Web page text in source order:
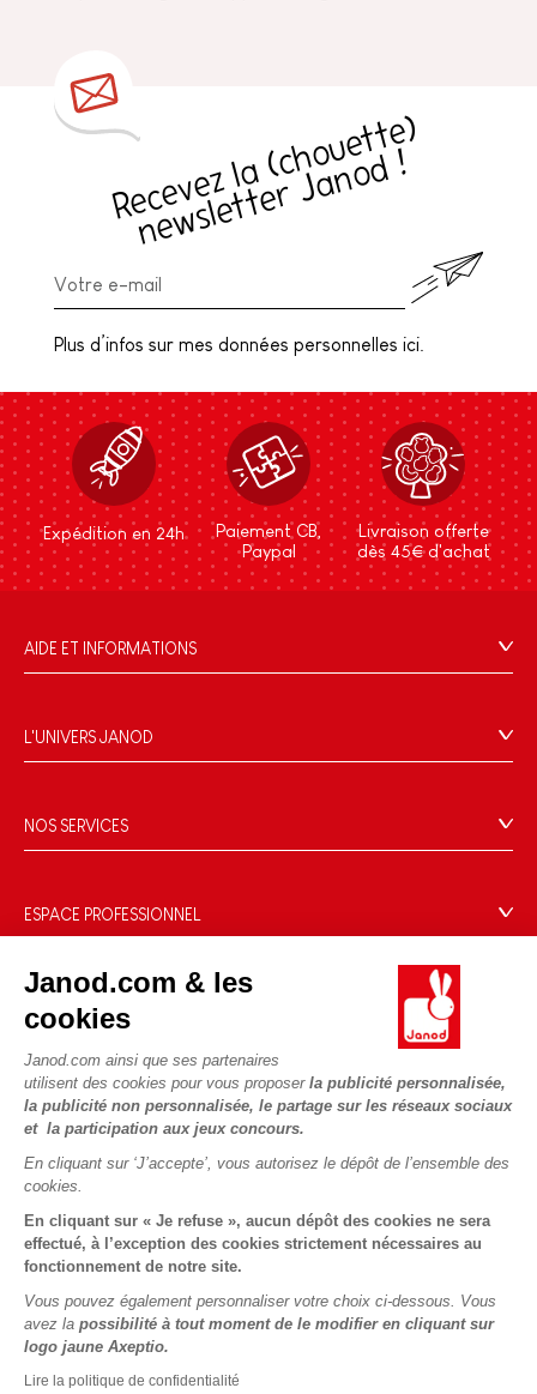
Janod.com & les
cookies
Janod.com ainsi que ses partenaires
utilisent des cookies pour vous proposer la publicité personnalisée,
la publicité non personnalisée, le partage sur les réseaux sociaux
et la participation aux jeux concours.
En cliquant sur ‘J’accepte’, vous autorisez le dépôt de l’ensemble des
cookies.
En cliquant sur « Je refuse », aucun dépôt des cookies ne sera
effectué, à l’exception des cookies strictement nécessaires au
fonctionnement de notre site.
Vous pouvez également personnaliser votre choix ci-dessous. Vous
avez la possibilité à tout moment de le modifier en cliquant sur
logo jaune Axeptio.
Lire la politique de confidentialité
R
e
c
e
v
e
z
l
a
(
c
h
o
u
e
t
t
e
)
n
e
w
sl
e
t
t
e
r
J
a
n
o
d
!
Plus d’infos sur mes données personnelles ici.
Expédition en 24h
Paiement CB,
Paypal
Livraison offerte
dès 45€ d'achat
AIDE ET INFORMATIONS
FAQ
Contact
Rappel Produits
Données personnelles
Gestion des cookies
Conditions du #YesJanod
L'UNIVERS JANOD
Le design
Blog Conseils d'Experts
Le FSC®, c'est quoi ?
Sélection de jouets par âge
Fiche environnementale
NOS SERVICES
Paiement
Livraison
Règles du jeu & notices
Nos guides d'achat
ESPACE PROFESSIONNEL
Espace recrutement
NOUS SUIVRE